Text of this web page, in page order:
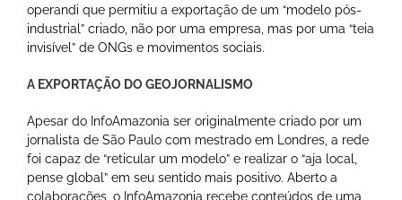
operandi que permitiu a exportação de um “modelo pós-
industrial” criado, não por uma empresa, mas por uma “teia
invisível” de ONGs e movimentos sociais.
A EXPORTAÇÃO DO GEOJORNALISMO
Apesar do InfoAmazonia ser originalmente criado por um
jornalista de São Paulo com mestrado em Londres, a rede
foi capaz de “reticular um modelo” e realizar o “aja local,
pense global” em seu sentido mais positivo. Aberto a
colaborações, o InfoAmazonia recebe conteúdos de uma